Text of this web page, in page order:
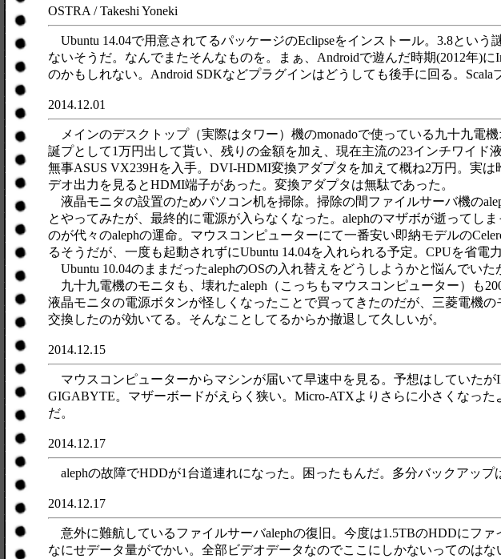
OSTRA / Takeshi Yoneki
Ubuntu 14.04で用意されてるパッケージのEclipseをインストール。3.8とい
ないそうだ。なんでまたそんなものを。まぁ、Androidで遊んだ時期(2012年)
のかもしれない。Android SDKなどプラグインはどうしても後手に回る。
2014.12.01
メインのデスクトップ（実際はタワー）機のmonadoで使っている九十九電
誕プとして1万円出して貰い、残りの金額を加え、現在主流の23インチワイド
無事ASUS VX239Hを入手。DVI-HDMI変換アダプタを加えて概ね2万円。実
デオ出力を見るとHDMI端子があった。変換アダプタは無駄であった。
液晶モニタの設置のためパソコン机を掃除。掃除の間ファイルサーバ機の
とやってみたが、最終的に電源が入らなくなった。alephのマザボが逝ってし
のが代々のalephの運命。マウスコンピューターにて一番安い即納モデルの
るそうだが、一度も起動されずにUbuntu 14.04を入れられる予定。CPUを省
Ubuntu 10.04のままだったalephのOSの入れ替えをどうしようかと悩んでい
九十九電機のモニタも、壊れたaleph（こっちもマウスコンピューター）も
液晶モニタの電源ボタンが怪しくなったことで買ってきたのだが、三菱電機
交換したのが効いてる。そんなことしてるからか撤退して久しいが。
2014.12.15
マウスコンピューターからマシンが届いて早速中を見る。予想はしていた
GIGABYTE。マザーボードがえらく狭い。Micro-ATXよりさらに小さくなっ
だ。
2014.12.17
alephの故障でHDDが1台道連れになった。困ったもんだ。多分バックアップ
2014.12.17
意外に難航しているファイルサーバalephの復旧。今度は1.5TBのHDDにフ
なにせデータ量がでかい。全部ビデオデータなのでここにしかないってのは